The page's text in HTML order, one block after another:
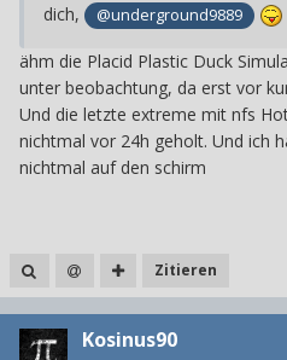
dich,
@underground9889
ähm die Placid Plastic Duck
unter beobachtung, da erst vor
Und die letzte extreme mit nfs
nichtmal vor 24h geholt. Und ich
nichtmal auf den schirm
Zitieren
Kosinus90